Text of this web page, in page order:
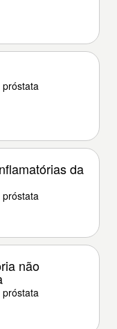
próstata
da
próstata
não
próstata